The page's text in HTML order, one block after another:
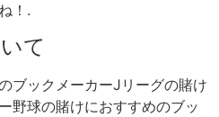
！.
て
ブックメーカーJリーグの賭け
野球の賭けにおすすめのブッ